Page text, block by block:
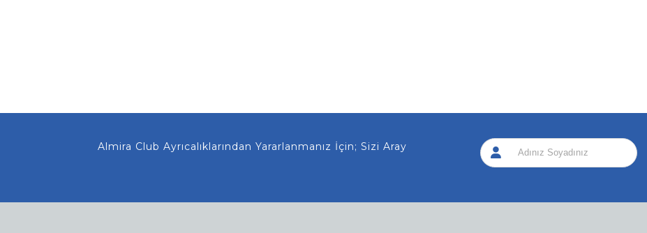
Almira Club Ayrıcalıklarından Yararlanmanız İçin; Sizi Arayalım!